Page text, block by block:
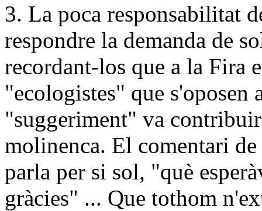
3. La poca responsabilitat
respondre la demanda de
recordant-los que a la Fira
"ecologistes" que s'oposen
"suggeriment" va
molinenca. El comentari
parla per si sol, "què
gràcies" ... Que tothom